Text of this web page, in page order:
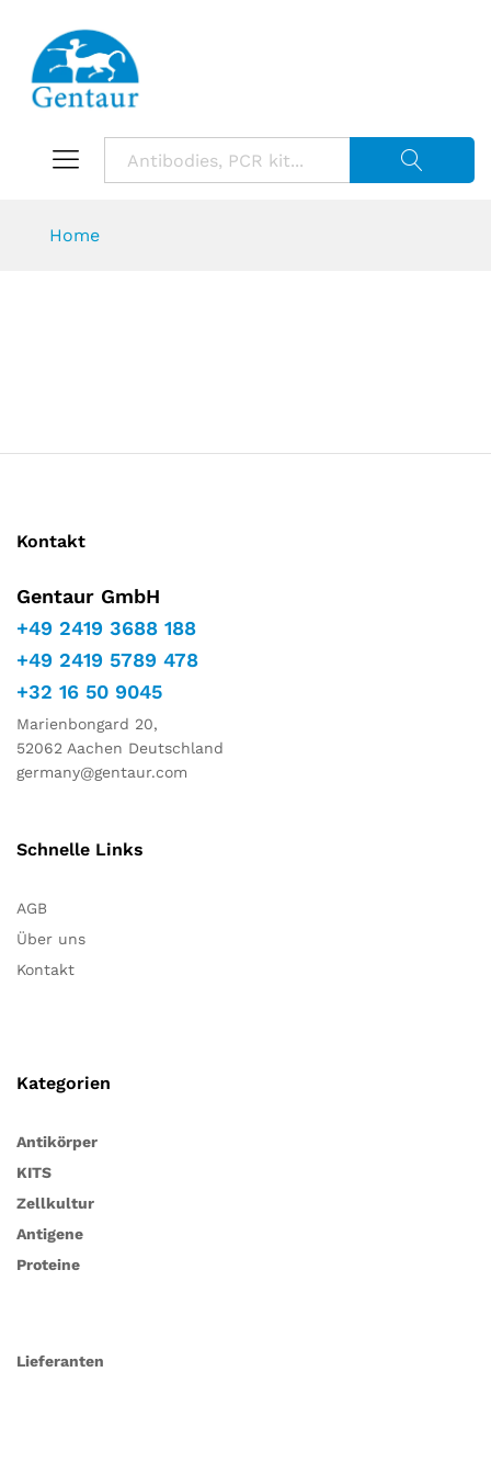
Home
Kontakt
Gentaur GmbH
+49 2419 3688 188
+49 2419 5789 478
+32 16 50 9045
Marienbongard 20,
52062 Aachen Deutschland
germany@gentaur.com
Schnelle Links
AGB
Über uns
Kontakt
Kategorien
Antikörper
KITS
Zellkultur
Antigene
Proteine
Lieferanten